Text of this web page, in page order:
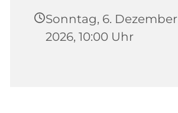
Sonntag, 6. Dezember
2026, 10:00 Uhr